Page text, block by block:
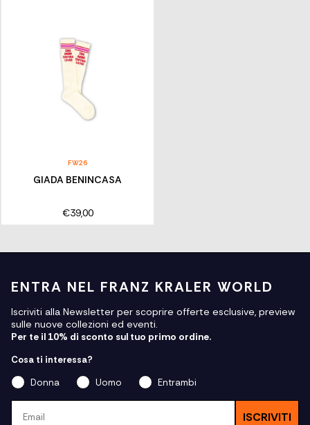
FW26
GIADA BENINCASA
€39,00
ENTRA NEL FRANZ KRALER WORLD
Iscriviti alla Newsletter per scoprire offerte esclusive, preview
sulle nuove collezioni ed eventi.
Per te il 10% di sconto sul tuo primo ordine.
Cosa ti interessa?
Donna
Uomo
Entrambi
ISCRIVITI